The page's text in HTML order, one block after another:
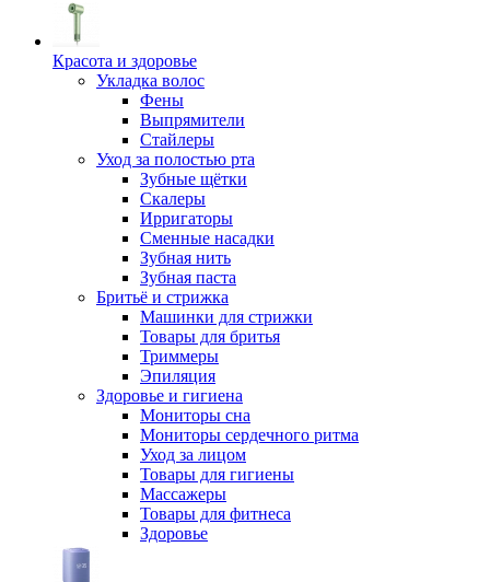
Красота и здоровье
Укладка волос
Фены
Выпрямители
Стайлеры
Уход за полостью рта
Зубные щётки
Скалеры
Ирригаторы
Сменные насадки
Зубная нить
Зубная паста
Бритьё и стрижка
Машинки для стрижки
Товары для бритья
Триммеры
Эпиляция
Здоровье и гигиена
Мониторы сна
Мониторы сердечного ритма
Уход за лицом
Товары для гигиены
Массажеры
Товары для фитнеса
Здоровье